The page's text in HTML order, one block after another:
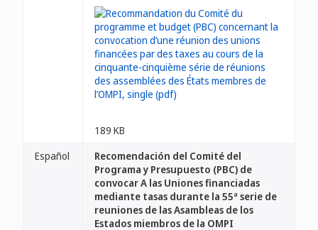
189 KB
Español
Recomendación del Comité del
Programa y Presupuesto (PBC) de
convocar A las Uniones financiadas
mediante tasas durante la 55ª serie de
reuniones de las Asambleas de los
Estados miembros de la OMPI